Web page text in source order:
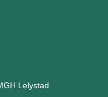
Lelystad